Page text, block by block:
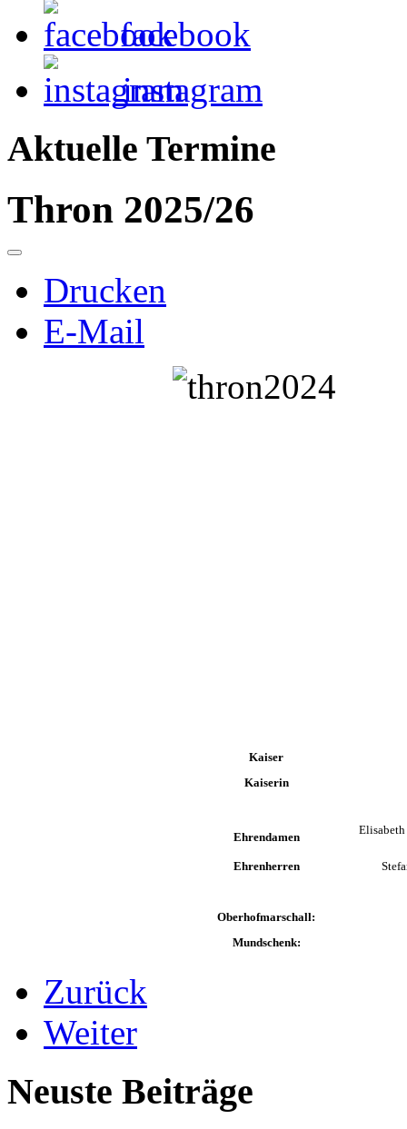
facebook
instagram
Aktuelle Termine
Thron 2025/26
Drucken
E-Mail
Kaiser
Kaiserin
Ehrendamen
Ehrenherren
Oberhofmarschall:
Mundschenk:
Zurück
Weiter
Neuste Beiträge